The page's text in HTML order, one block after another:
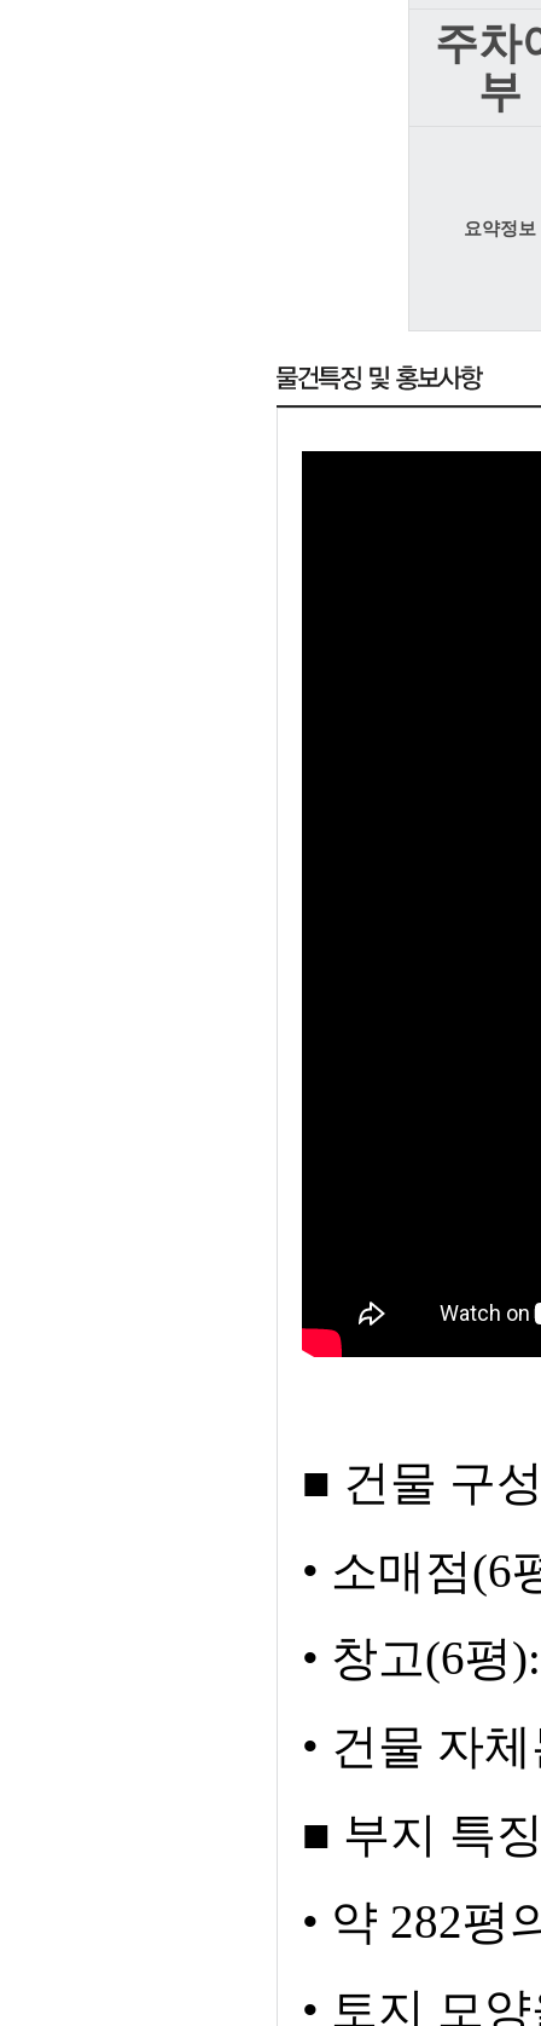
주차
부
요약정보
■ 건물 구
• 소매점(6
• 창고(6평
• 건물 자
■ 부지 특
• 약 282평
• 토지 모